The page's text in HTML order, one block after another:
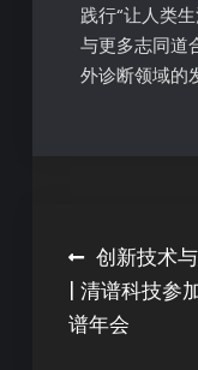
践行“让人类
与更多志同道
外诊断领域的
创新技术
| 清谱科技参
谱年会